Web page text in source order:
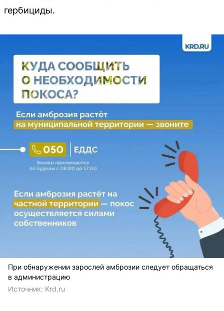
гербициды.
При обнаружении зарослей амброзии следует обращаться
в администрацию
Источник: Krd.ru